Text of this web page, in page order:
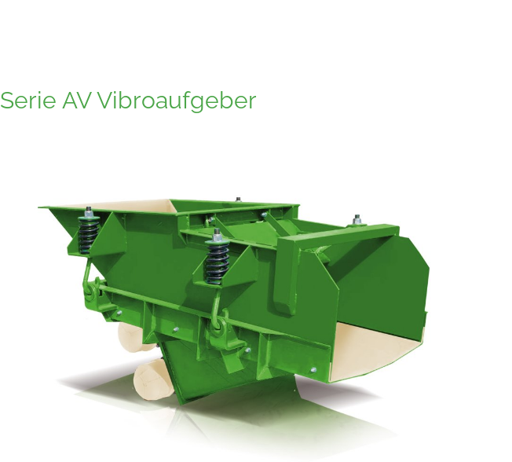
Serie AV Vibroaufgeber